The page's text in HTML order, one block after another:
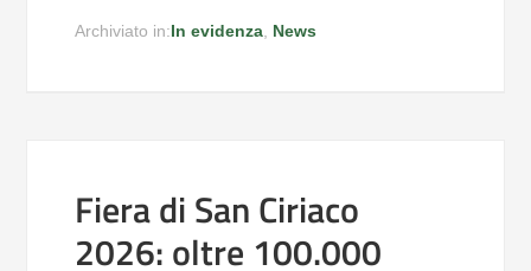
Archiviato in:In evidenza News
Fiera di San Ciriaco
2026: oltre 100.000